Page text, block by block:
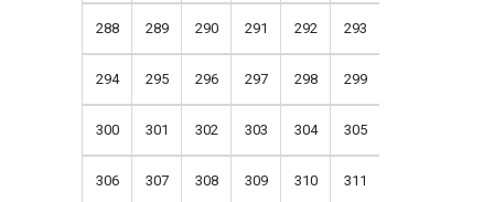
288 289 290 291 292 293
294 295 296 297 298 299
300 301 302 303 304 305
306 307 308 309 310 311